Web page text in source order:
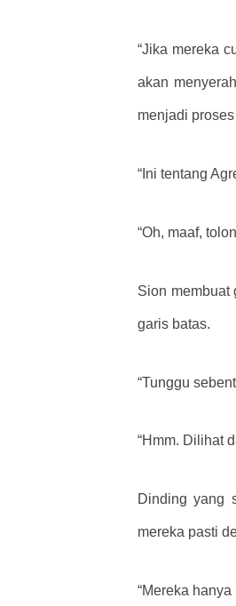
“Jika mereka
akan
menjadi
“Ini tentang
“Oh, maaf,
Sion membuat
garis batas.
“Tunggu
“Hmm. Dilihat
Dinding yang
mereka pasti
“Mereka